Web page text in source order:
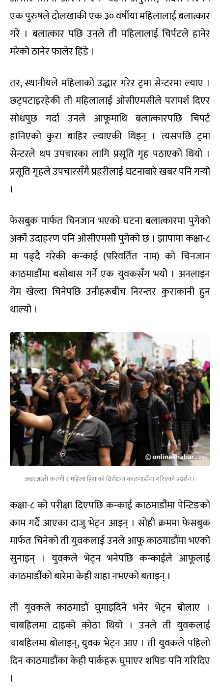
एक पुरुषले दोलखाकी एक ३० वर्षीया महिलालाई बलात्कार
गरे । बलात्कार पछि उनले ती महिलालाई चिर्पटले हानेर
मरेको ठानेर फालेर हिंडे ।
तर, स्थानीयले महिलाको उद्धार गरेर ट्रमा सेन्टरमा ल्याए ।
छट्पटाइरहेकी ती महिलालाई ओसीएमसीले परामर्श दिएर
सोधपुछ गर्दा उनले आफूमाथि बलात्कारपछि चिपर्ट
हानिएको कुरा बाहिर ल्याएकी थिइन् । त्यसपछि ट्रमा
सेन्टरले थप उपचारका लागि प्रसूति गृह पठाएको थियो ।
प्रसूति गृहले उपचारसँगै प्रहरीलाई घटनाबारे खबर पनि गर्‍यो
।
फेसबुक मार्फत चिनजान भएको घटना बलात्कारमा पुगेको
अर्को उदाहरण पनि ओसीएमसी पुगेको छ । झापामा कक्षा-८
मा पढ्दै गरेकी कन्काई (परिवर्तित नाम) को चिनजान
काठमाडौंमा बसोबास गर्ने एक युवकसँग भयोे । अनलाइन
गेम खेल्दा चिनेपछि उनीहरूबीच निरन्तर कुराकानी हुन
थाल्यो ।
जबरजस्ती करणी र महिला हिंसाको विरोधमा काठमाडौंमा गरिएको प्रदर्शन ।
कक्षा-८ को परीक्षा दिएपछि कन्काई काठमाडौंमा पेन्टिङको
काम गर्दै आएका दाजु भेट्न आइन् । सोही क्रममा फेसबुक
मार्फत चिनेको ती युवकलाई उनले आफू काठमाडौंमा भएको
सुनाइन् । युवकले भेट्न भनेपछि कन्काईले आफूलाई
काठमाडौंको बारेमा केही थाहा नभएको बताइन् ।
ती युवकले काठमाडौं घुमाइदिने भनेर भेट्न बोलाए ।
चाबहिलमा दाइको कोठा थियो । उनले ती युवकलाई
चाबहिलमा बोलाइन्, युवक भेट्न आए । ती युवकले पहिलो
दिन काठमाडौंका केही पार्कहरू घुमाएर शपिङ पनि गरिदिए
।